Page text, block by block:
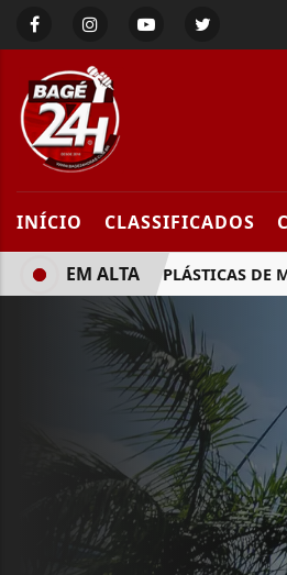
INÍCIO CLASSIFICADOS
CIRURGIAS PLÁSTICAS DE
EM ALTA